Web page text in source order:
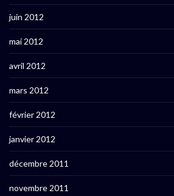
juin 2012
mai 2012
avril 2012
mars 2012
février 2012
janvier 2012
décembre 2011
novembre 2011